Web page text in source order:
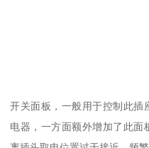
开关面板，一般用于控制此插
电器，一方面额外增加了此面